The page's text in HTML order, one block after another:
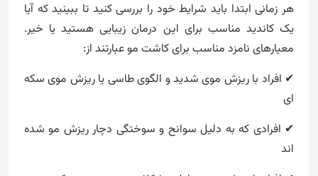
هر زمانی ابتدا باید شرایط خود را بررسی کنید تا ببینید که آیا
یک کاندید مناسب برای این درمان زیبایی هستید یا خیر.
معیارهای نامزد مناسب برای کاشت مو عبارتند از:
✔ افراد با ریزش موی شدید و الگوی طاسی یا ریزش موی سکه
ای
✔ افرادی که به دلیل سوانح و سوختگی دچار ریزش مو شده
اند